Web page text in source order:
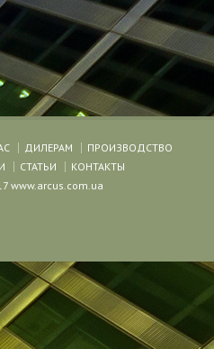
ДИЛЕРАМ
ПРОИЗВОДСТВО
СТАТЬИ
КОНТАКТЫ
www.arcus.com.ua